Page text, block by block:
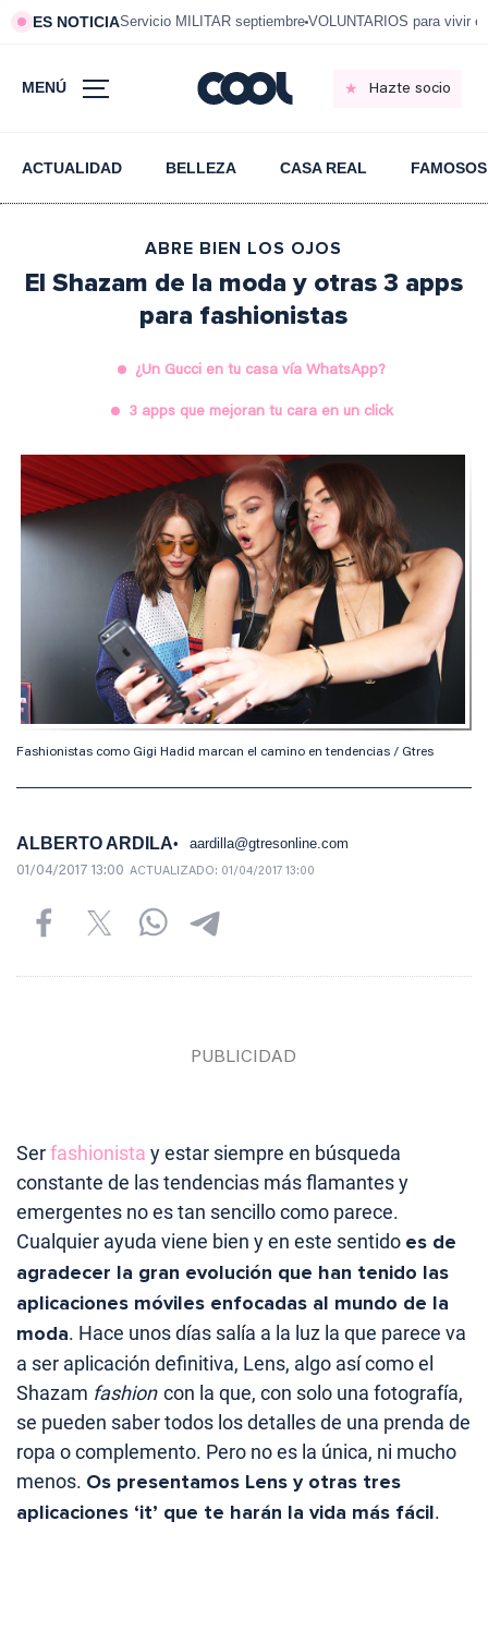
ES NOTICIAServicio MILITAR septiembre VOLUNTARIOS para vivir
MENÚ Hazte socio
ACTUALIDAD BELLEZA CASA REAL FAMOSOS
ABRE BIEN LOS OJOS
El Shazam de la moda y otras 3 apps
para fashionistas
¿Un Gucci en tu casa vía WhatsApp?
3 apps que mejoran tu cara en un click
Fashionistas como Gigi Hadid marcan el camino en tendencias / Gtres
ALBERTO ARDILA aardilla@gtresonline.com
01/04/2017 13:00 ACTUALIZADO: 01/04/2017 13:00
Serfashionista y estar siempre en búsqueda
constante de las tendencias más flamantes y
emergentes no es tan sencillo como parece.
Cualquier ayuda viene bien y en este sentido es de
agradecer la gran evolución que han tenido las
aplicaciones móviles enfocadas al mundo de la
moda. Hace unos días salía a la luz la que parece va
a ser aplicación definitiva, Lens, algo así como el
Shazam fashion con la que, con solo una fotografía,
se pueden saber todos los detalles de una prenda de
ropa o complemento. Pero no es la única, ni mucho
menos. Os presentamos Lens y otras tres
aplicaciones ‘it’ que te harán la vida más fácil.